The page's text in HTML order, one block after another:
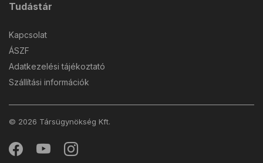
Tudástár
Kapcsolat
ÁSZF
Adatkezelési tájékoztató
Szállítási információk
© 2026 Társügynökség Kft.